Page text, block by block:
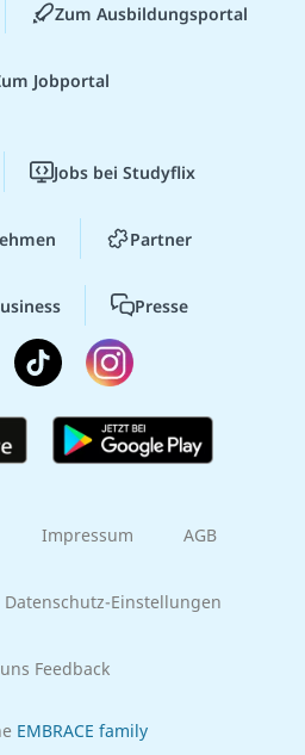
Zum Ausbildungsportal
Jobportal
Jobs bei Studyflix
Partner
Presse
Impressum AGB
Datenschutz-Einstellungen
Feedback
EMBRACE family